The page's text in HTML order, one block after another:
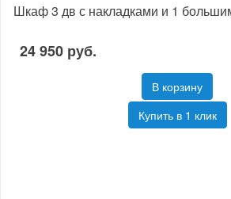
Шкаф 3 дв с накладками и 1
24 950 руб.
В корзину
Купить в 1 клик